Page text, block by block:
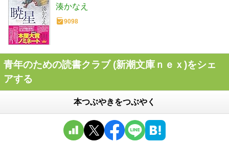
湊かなえ
9098
青年のための読書クラブ (新潮文庫ｎｅｘ)をシェ
アする
本つぶやきをつぶやく